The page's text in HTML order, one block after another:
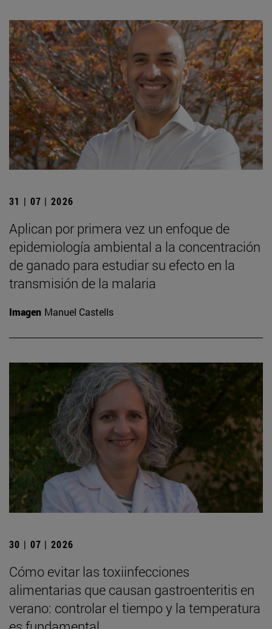
31 | 07 | 2026
Aplican por primera vez un enfoque de
epidemiología ambiental a la concentración
de ganado para estudiar su efecto en la
transmisión de la malaria
Imagen Manuel Castells
30 | 07 | 2026
Cómo evitar las toxiinfecciones
alimentarias que causan gastroenteritis en
verano: controlar el tiempo y la temperatura